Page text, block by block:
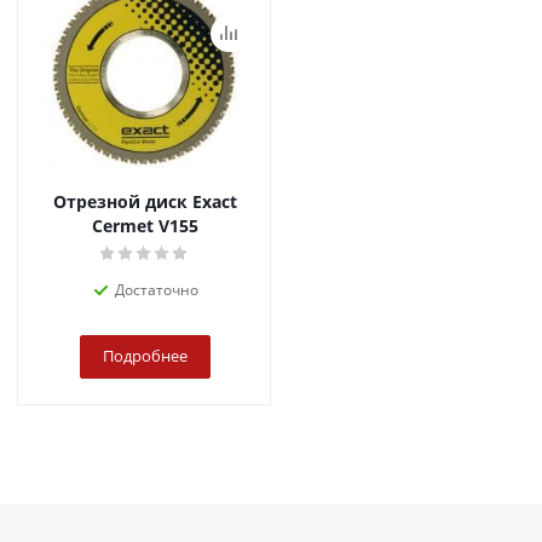
Отрезной диск Exact
Cermet V155
Достаточно
Подробнее